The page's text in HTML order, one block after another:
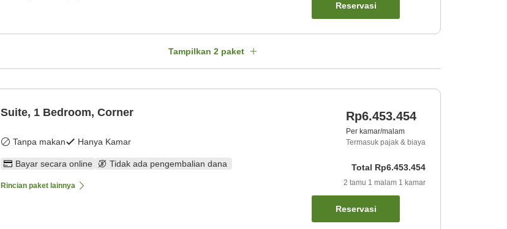
Reservasi
Tampilkan 2 paket
Suite, 1 Bedroom, Corner
Tanpa makan Hanya Kamar
Bayar secara online Tidak ada pengembalian dana
Rincian paket lainnya
Rp6.453.454
Per kamar/malam
Termasuk pajak & biaya
Total Rp6.453.454
2 tamu 1 malam 1 kamar
Reservasi